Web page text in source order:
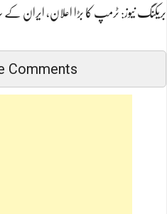
بریکنگ نیوز: ٹرمپ کا بڑا اعلان، ایران کے
Comments